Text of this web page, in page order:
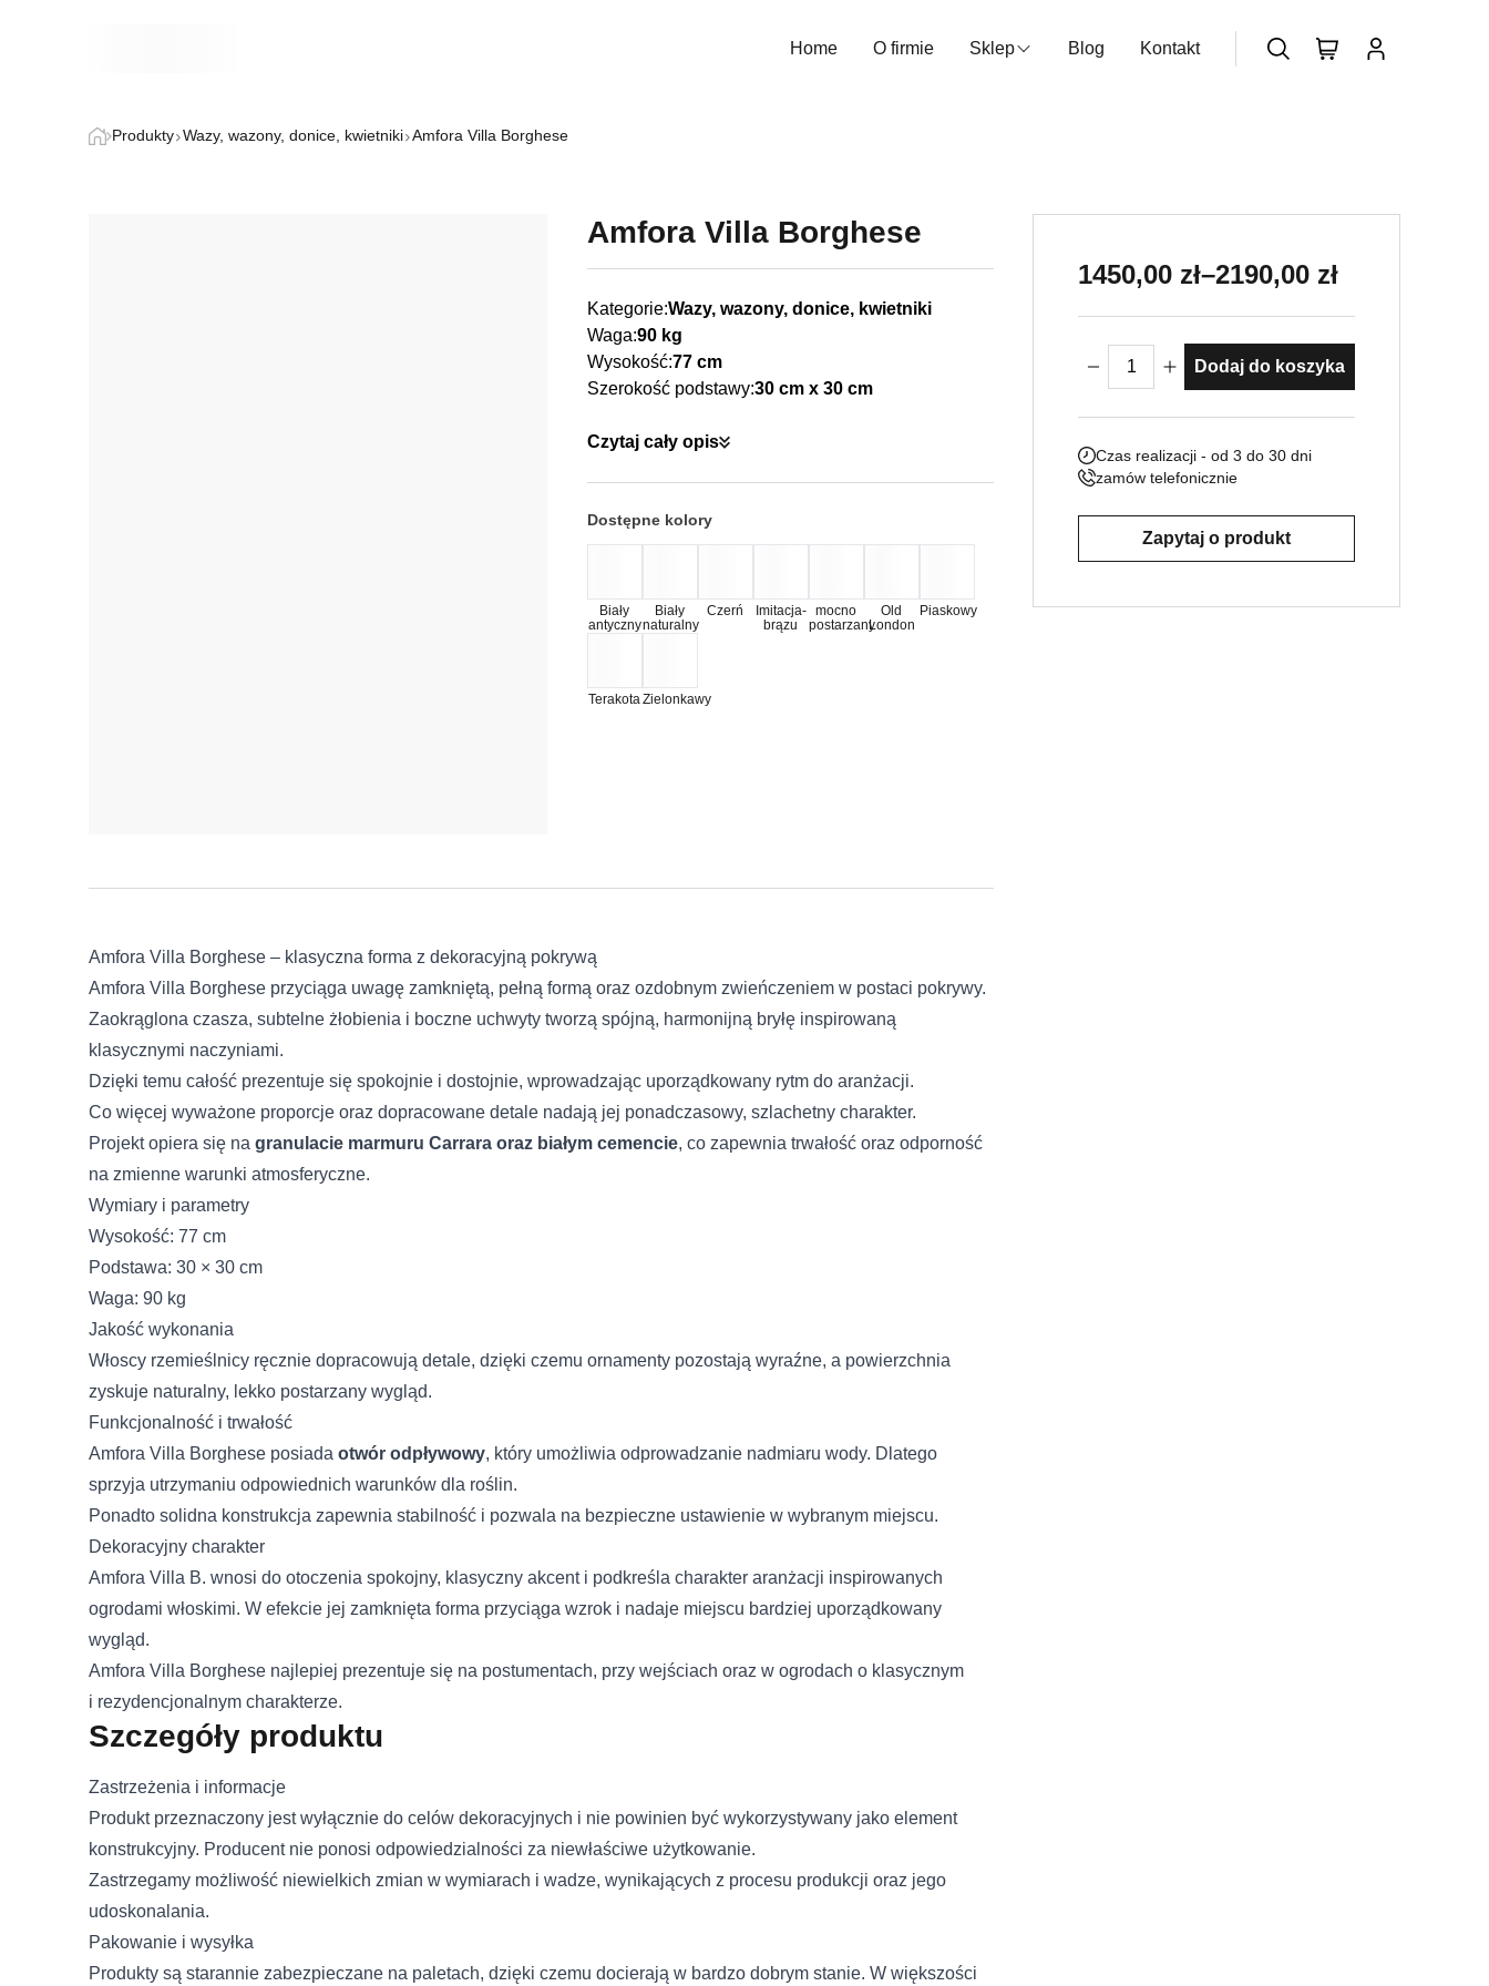
Home O firmie Sklep Blog Kontakt
Produkty Wazy, wazony, donice, kwietniki Amfora Villa Borghese
Amfora Villa Borghese
Kategorie:Wazy, wazony, donice, kwietniki
Waga:90 kg
Wysokość:77 cm
Szerokość podstawy:30 cm x 30 cm
Czytaj cały opis
Dostępne kolory
Biały
antyczny
Biały
naturalny
Czerń
Imitacja-
brązu
mocno
postarzany
Old
London
Piaskowy
TerakotaZielonkawy
1450,00 zł–2190,00 zł
Zakres cen: od 1450,00 zł do
ilość Amfora Villa Borghese
Dodaj do koszyka
Czas realizacji - od 3 do 30 dni
zamów telefonicznie
Zapytaj o produkt
Amfora Villa Borghese – klasyczna forma z dekoracyjną pokrywą
Amfora Villa Borghese przyciąga uwagę zamkniętą, pełną formą oraz ozdobnym zwieńczeniem w postaci pokrywy.
Zaokrąglona czasza, subtelne żłobienia i boczne uchwyty tworzą spójną, harmonijną bryłę inspirowaną
klasycznymi naczyniami.
Dzięki temu całość prezentuje się spokojnie i dostojnie, wprowadzając uporządkowany rytm do aranżacji.
Co więcej wyważone proporcje oraz dopracowane detale nadają jej ponadczasowy, szlachetny charakter.
Projekt opiera się na granulacie marmuru Carrara oraz białym cemencie, co zapewnia trwałość oraz odporność
na zmienne warunki atmosferyczne.
Wymiary i parametry
Wysokość: 77 cm
Podstawa: 30 × 30 cm
Waga: 90 kg
Jakość wykonania
Włoscy rzemieślnicy ręcznie dopracowują detale, dzięki czemu ornamenty pozostają wyraźne, a powierzchnia
zyskuje naturalny, lekko postarzany wygląd.
Funkcjonalność i trwałość
Amfora Villa Borghese posiada otwór odpływowy, który umożliwia odprowadzanie nadmiaru wody. Dlatego
sprzyja utrzymaniu odpowiednich warunków dla roślin.
Ponadto solidna konstrukcja zapewnia stabilność i pozwala na bezpieczne ustawienie w wybranym miejscu.
Dekoracyjny charakter
Amfora Villa B. wnosi do otoczenia spokojny, klasyczny akcent i podkreśla charakter aranżacji inspirowanych
ogrodami włoskimi. W efekcie jej zamknięta forma przyciąga wzrok i nadaje miejscu bardziej uporządkowany
wygląd.
Amfora Villa Borghese najlepiej prezentuje się na postumentach, przy wejściach oraz w ogrodach o klasycznym
i rezydencjonalnym charakterze.
Szczegóły produktu
Zastrzeżenia i informacje
Produkt przeznaczony jest wyłącznie do celów dekoracyjnych i nie powinien być wykorzystywany jako element
konstrukcyjny. Producent nie ponosi odpowiedzialności za niewłaściwe użytkowanie.
Zastrzegamy możliwość niewielkich zmian w wymiarach i wadze, wynikających z procesu produkcji oraz jego
udoskonalania.
Pakowanie i wysyłka
Produkty są starannie zabezpieczane na paletach, dzięki czemu docierają w bardzo dobrym stanie. W większości
Imię i nazwisko
E-mail
naszej witrynie. Informacje o tym, jak korzystasz z naszej witryny, udostępniamy partnerom społecznościowym, reklamowym i
analitycznym. Partnerzy mogą połączyć te informacje z innymi danymi otrzymanymi od Ciebie lub uzyskanymi podczas
korzystania z ich usług.
Niezbędne pliki cookie mają kluczowe znaczenie dla podstawowych funkcji witryny i witryna nie będzie działać w zamierzony
sposób bez nich. Te pliki cookie nie przechowują żadnych danych umożliwiających identyfikację osoby.
strony, np. preferowany język lub region, w którym znajduje się użytkownik.